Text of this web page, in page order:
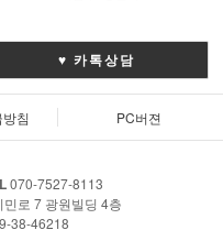
♥ 카톡상담
침 PC버젼
070-7527-8113
로 7 광원빌딩 4층
38-46218